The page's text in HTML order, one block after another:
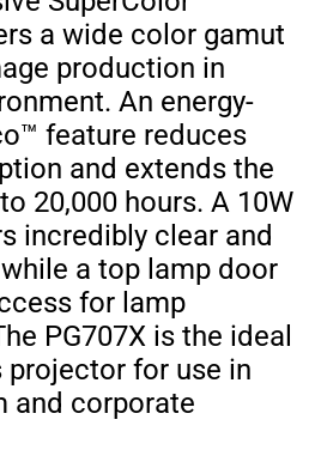
a wide color gamut
production in
An energy-
feature reduces
and extends the
20,000 hours. A 10W
incredibly clear and
a top lamp door
for lamp
PG707X is the ideal
projector for use in
and corporate